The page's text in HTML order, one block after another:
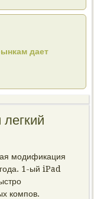
дает
модификация
1-ый iPad
компов.